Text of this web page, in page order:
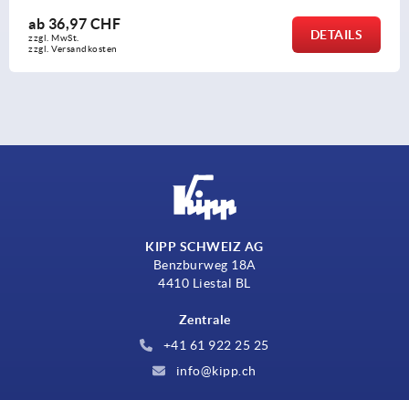
ab36,97 CHF
zzgl. MwSt.
zzgl. Versandkosten
DETAILS
KIPP SCHWEIZ AG
Benzburweg 18A
4410 Liestal BL
Zentrale
+41 61 922 25 25
info@kipp.ch